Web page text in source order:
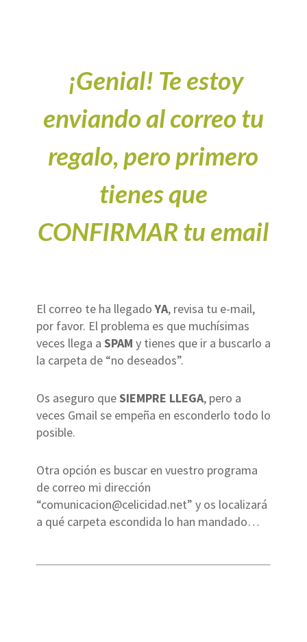
¡Genial! Te estoy
enviando al correo tu
regalo, pero primero
tienes que
CONFIRMAR tu email
El correo te ha llegado YA, revisa tu e-mail,
por favor. El problema es que muchísimas
veces llega a SPAM y tienes que ir a buscarlo a
la carpeta de “no deseados”.
Os aseguro queSIEMPRE LLEGA, pero a
veces Gmail se empeña en esconderlo todo lo
posible.
Otra opción es buscar en vuestro programa
de correo mi dirección
“comunicacion@celicidad.net” y os localizará
a qué carpeta escondida lo han mandado…